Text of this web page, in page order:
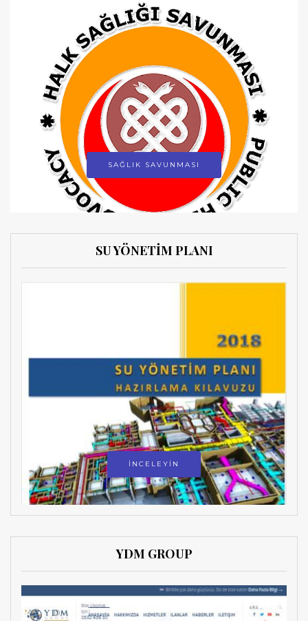
SAĞLIK SAVUNMASI
SU YÖNETİM PLANI
İNCELEYİN
YDM GROUP